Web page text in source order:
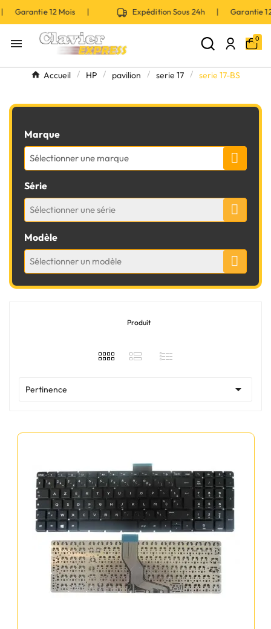
| Garantie 12 Mois | Expédition Sous 24h | Garantie
 0
Accueil HP pavilion serie 17 serie 17-BS
Marque
Sélectionner une marque
Série
Sélectionner une série
Modèle
Sélectionner un modèle
Produit
Pertinence 